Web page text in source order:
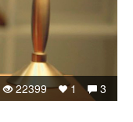
3
1
22399